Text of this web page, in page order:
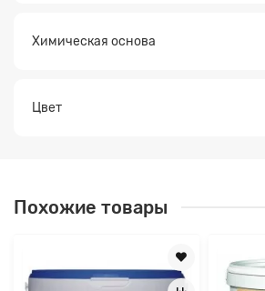
Химическая основа
Цвет
Похожие товары